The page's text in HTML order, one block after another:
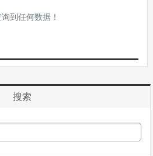
到任何数据！
搜索